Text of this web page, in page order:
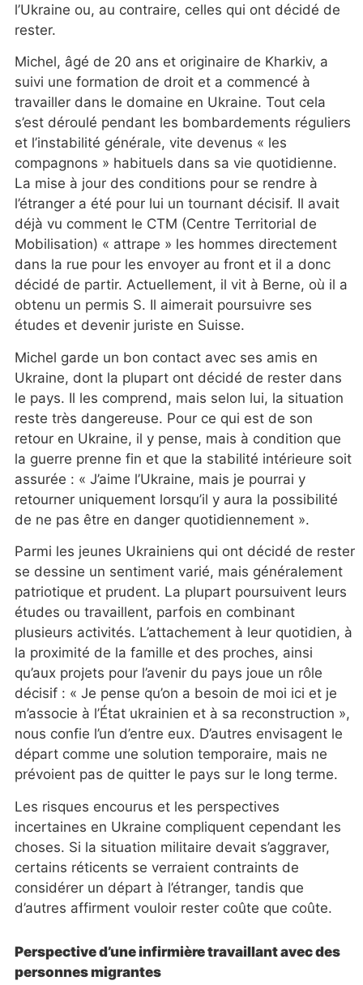
l’Ukraine ou, au contraire, celles qui ont décidé de
rester.
Michel, âgé de 20 ans et originaire de Kharkiv, a
suivi une formation de droit et a commencé à
travailler dans le domaine en Ukraine. Tout cela
s’est déroulé pendant les bombardements réguliers
et l’instabilité générale, vite devenus « les
compagnons » habituels dans sa vie quotidienne.
La mise à jour des conditions pour se rendre à
l’étranger a été pour lui un tournant décisif. Il avait
déjà vu comment le CTM (Centre Territorial de
Mobilisation) « attrape » les hommes directement
dans la rue pour les envoyer au front et il a donc
décidé de partir. Actuellement, il vit à Berne, où il a
obtenu un permis S. Il aimerait poursuivre ses
études et devenir juriste en Suisse.
Michel garde un bon contact avec ses amis en
Ukraine, dont la plupart ont décidé de rester dans
le pays. Il les comprend, mais selon lui, la situation
reste très dangereuse. Pour ce qui est de son
retour en Ukraine, il y pense, mais à condition que
la guerre prenne fin et que la stabilité intérieure soit
assurée : « J’aime l’Ukraine, mais je pourrai y
retourner uniquement lorsqu’il y aura la possibilité
de ne pas être en danger quotidiennement ».
Parmi les jeunes Ukrainiens qui ont décidé de rester
se dessine un sentiment varié, mais généralement
patriotique et prudent. La plupart poursuivent leurs
études ou travaillent, parfois en combinant
plusieurs activités. L’attachement à leur quotidien, à
la proximité de la famille et des proches, ainsi
qu’aux projets pour l’avenir du pays joue un rôle
décisif : « Je pense qu’on a besoin de moi ici et je
m’associe à l’État ukrainien et à sa reconstruction »,
nous confie l’un d’entre eux. D’autres envisagent le
départ comme une solution temporaire, mais ne
prévoient pas de quitter le pays sur le long terme.
Les risques encourus et les perspectives
incertaines en Ukraine compliquent cependant les
choses. Si la situation militaire devait s’aggraver,
certains réticents se verraient contraints de
considérer un départ à l’étranger, tandis que
d’autres affirment vouloir rester coûte que coûte.
Perspective d’une infirmière travaillant avec des
personnes migrantes